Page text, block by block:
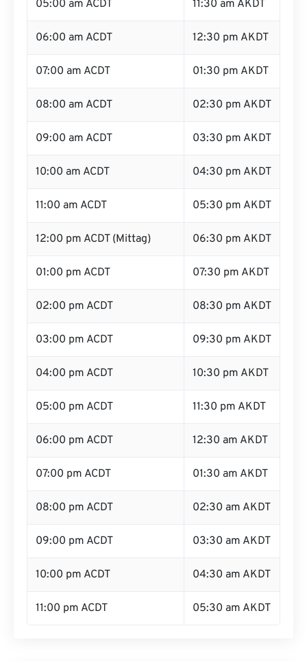
05:00 am ACDT 11:30 am AKDT
06:00 am ACDT 12:30 pm AKDT
07:00 am ACDT 01:30 pm AKDT
08:00 am ACDT 02:30 pm AKDT
09:00 am ACDT 03:30 pm AKDT
10:00 am ACDT 04:30 pm AKDT
11:00 am ACDT 05:30 pm AKDT
12:00 pm ACDT (Mittag) 06:30 pm AKDT
01:00 pm ACDT 07:30 pm AKDT
02:00 pm ACDT 08:30 pm AKDT
03:00 pm ACDT 09:30 pm AKDT
04:00 pm ACDT 10:30 pm AKDT
05:00 pm ACDT 11:30 pm AKDT
06:00 pm ACDT 12:30 am AKDT
07:00 pm ACDT 01:30 am AKDT
08:00 pm ACDT 02:30 am AKDT
09:00 pm ACDT 03:30 am AKDT
10:00 pm ACDT 04:30 am AKDT
11:00 pm ACDT 05:30 am AKDT